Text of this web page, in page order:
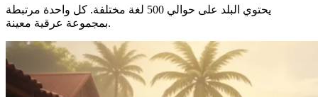
يحتوي البلد على حوالي 500 لغة مختلفة. كل واحدة مرتبطة
بمجموعة عرقية معينة.